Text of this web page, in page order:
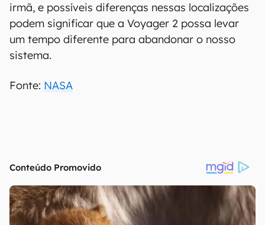
irmã, e possíveis diferenças nessas localizações
podem significar que a Voyager 2 possa levar
um tempo diferente para abandonar o nosso
sistema.
Fonte: NASA